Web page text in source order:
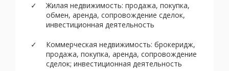
Жилая недвижимость: продажа, покупка,
обмен, аренда, сопровождение сделок,
инвестиционная деятельность
Коммерческая недвижимость: брокеридж,
продажа, покупка, аренда, сопровождение
сделок; инвестиционная деятельность